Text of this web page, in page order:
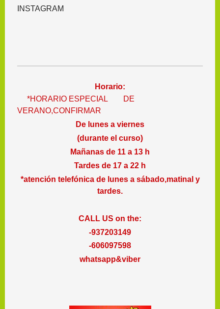
INSTAGRAM
Horario:
*HORARIO ESPECIAL DE
VERANO,CONFIRMAR
De lunes a viernes
(durante el curso)
Mañanas de 11 a 13 h
Tardes de 17 a 22 h
*atención telefónica de lunes a sábado,matinal y
tardes.
CALL US on the:
-937203149
-606097598
whatsapp&viber